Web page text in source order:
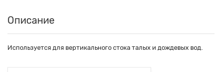
Описание
Используется для вертикального стока талых и дождевых вод.